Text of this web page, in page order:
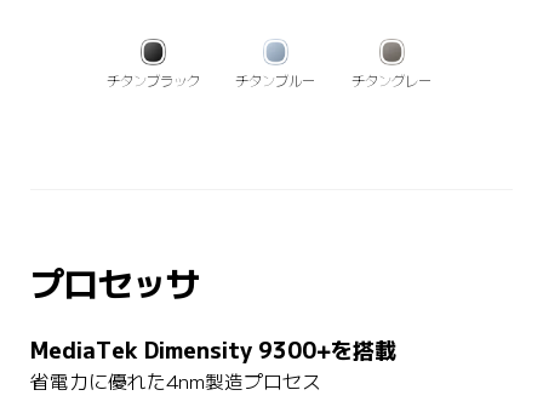
チタンブラック チタンブルー チタングレー
プロセッサ
MediaTek Dimensity 9300+を搭載
省電力に優れた4nm製造プロセス